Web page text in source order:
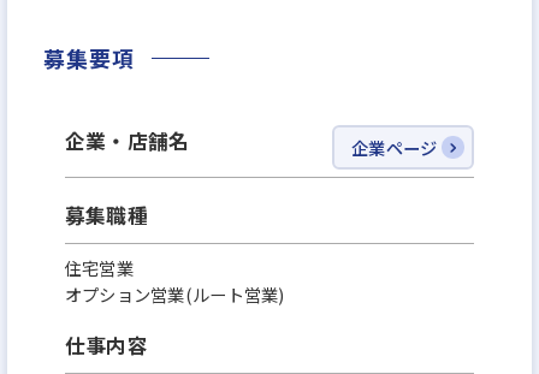
■GW、夏季休暇、年末年始と10日前後の連休
20代の過ごし方で、人生が変わる。
だからこそ、RERISEで、他社ではできないような成
長を一緒に遂げよう！
募集要項
企業・店舗名 企業ページ
募集職種
住宅営業
オプション営業(ルート営業)
仕事内容